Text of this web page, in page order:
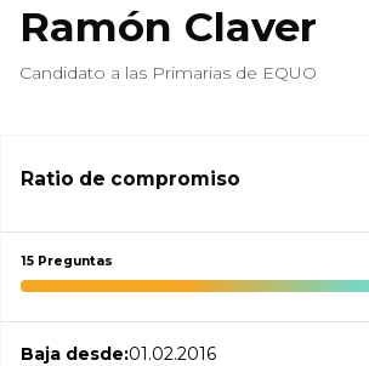
Ramón Claver
Candidato a las Primarias de EQUO
Ratio de compromiso
15 Preguntas
Baja desde:01.02.2016